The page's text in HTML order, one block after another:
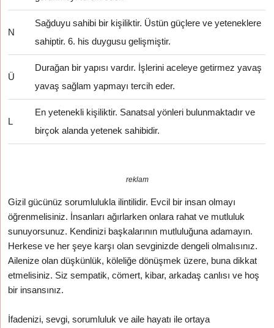
N
Sağduyu sahibi bir kişiliktir. Üstün güçlere ve yeteneklere
sahiptir. 6. his duygusu gelişmiştir.
Ü
Durağan bir yapısı vardır. İşlerini aceleye getirmez yavaş
yavaş sağlam yapmayı tercih eder.
L
En yetenekli kişiliktir. Sanatsal yönleri bulunmaktadır ve
birçok alanda yetenek sahibidir.
reklam
Gizil gücünüz sorumlulukla ilintilidir. Evcil bir insan olmayı
öğrenmelisiniz. İnsanları ağırlarken onlara rahat ve mutluluk
sunuyorsunuz. Kendinizi başkalarının mutluluğuna adamayın.
Herkese ve her şeye karşı olan sevginizde dengeli olmalısınız.
Ailenize olan düşkünlük, köleliğe dönüşmek üzere, buna dikkat
etmelisiniz. Siz sempatik, cömert, kibar, arkadaş canlısı ve hoş
bir insansınız.
İfadenizi, sevgi, sorumluluk ve aile hayatı ile ortaya